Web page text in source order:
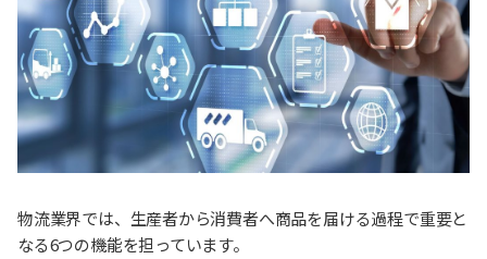
物流業界では、生産者から消費者へ商品を届ける過程で重要と
なる6つの機能を担っています。